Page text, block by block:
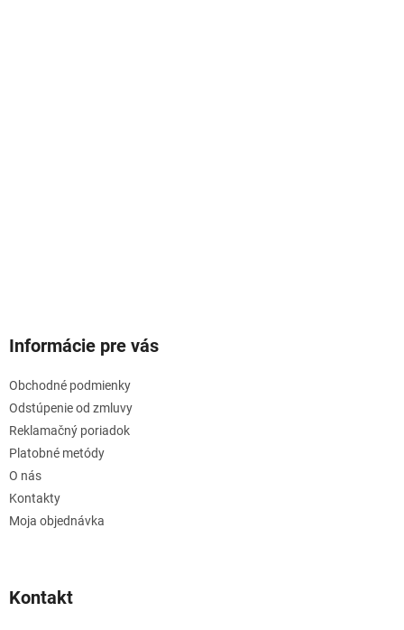
Informácie pre vás
Obchodné podmienky
Odstúpenie od zmluvy
Reklamačný poriadok
Platobné metódy
O nás
Kontakty
Moja objednávka
Kontakt